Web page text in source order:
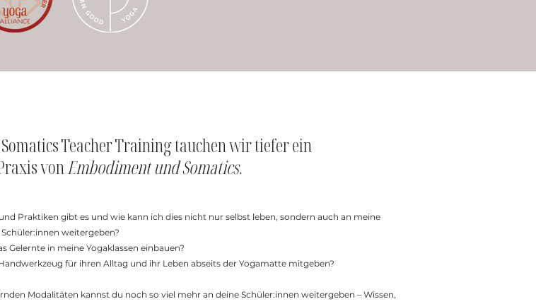
Teacher Training tauchen wir tiefer ein
vonEmbodiment und Somatics.
Praktiken gibt es und wie kann ich dies nicht nur selbst leben, sondern auch an meine
Schüler:innen weitergeben?
Gelernte in meine Yogaklassen einbauen?
für ihren Alltag und ihr Leben abseits der Yogamatte mitgeben?
Modalitäten kannst du noch so viel mehr an deine Schüler:innen weitergeben – Wissen,